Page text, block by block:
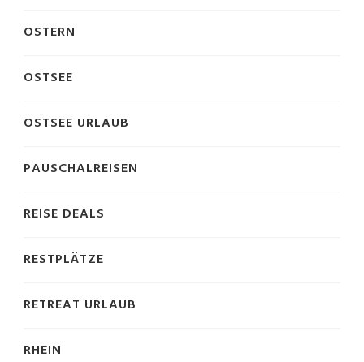
OSTERN
OSTSEE
OSTSEE URLAUB
PAUSCHALREISEN
REISE DEALS
RESTPLÄTZE
RETREAT URLAUB
RHEIN